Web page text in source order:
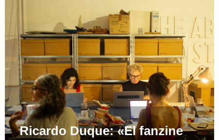
Ricardo Duque: «El fanzine